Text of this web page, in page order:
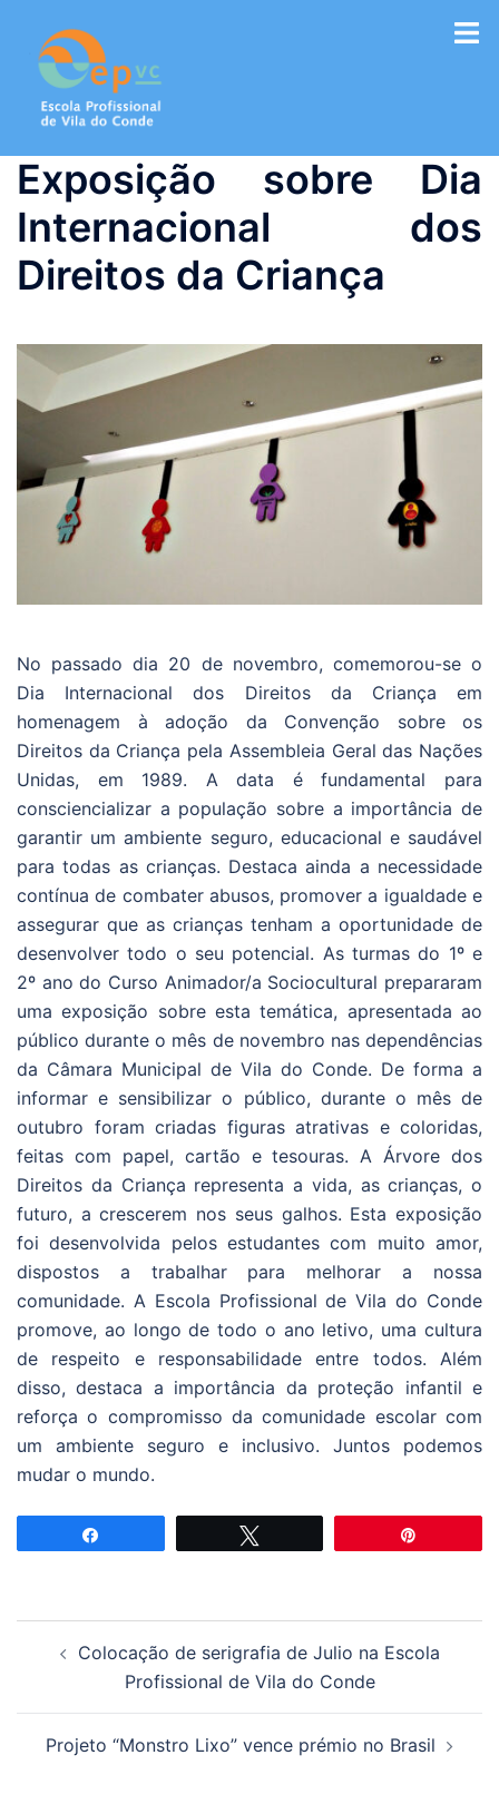
conteúdo
Exposição sobre Dia
Internacional dos
Direitos da Criança
No passado dia 20 de novembro, comemorou-se o
Dia Internacional dos Direitos da Criança em
homenagem à adoção da Convenção sobre os
Direitos da Criança pela Assembleia Geral das Nações
Unidas, em 1989. A data é fundamental para
consciencializar a população sobre a importância de
garantir um ambiente seguro, educacional e saudável
para todas as crianças. Destaca ainda a necessidade
contínua de combater abusos, promover a igualdade e
assegurar que as crianças tenham a oportunidade de
desenvolver todo o seu potencial. As turmas do 1º e
2º ano do Curso Animador/a Sociocultural prepararam
uma exposição sobre esta temática, apresentada ao
público durante o mês de novembro nas dependências
da Câmara Municipal de Vila do Conde. De forma a
informar e sensibilizar o público, durante o mês de
outubro foram criadas figuras atrativas e coloridas,
feitas com papel, cartão e tesouras. A Árvore dos
Direitos da Criança representa a vida, as crianças, o
futuro, a crescerem nos seus galhos. Esta exposição
foi desenvolvida pelos estudantes com muito amor,
dispostos a trabalhar para melhorar a nossa
comunidade. A Escola Profissional de Vila do Conde
promove, ao longo de todo o ano letivo, uma cultura
de respeito e responsabilidade entre todos. Além
disso, destaca a importância da proteção infantil e
reforça o compromisso da comunidade escolar com
um ambiente seguro e inclusivo. Juntos podemos
mudar o mundo.
Colocação de serigrafia de Julio na Escola
Profissional de Vila do Conde
Projeto “Monstro Lixo” vence prémio no Brasil